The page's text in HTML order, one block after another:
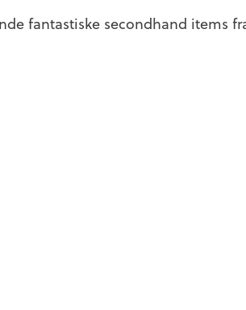
fantastiske secondhand items